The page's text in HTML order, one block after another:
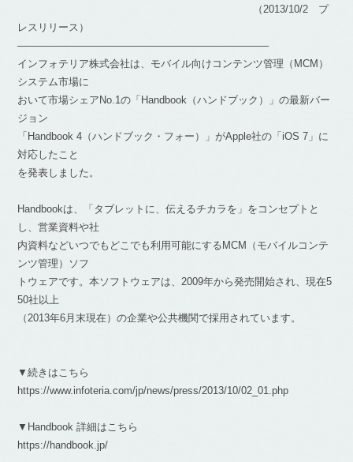
（2013/10/2 プ
レスリリース）
————————————————————————–
インフォテリア株式会社は、モバイル向けコンテンツ管理（MCM）
システム市場に
おいて市場シェアNo.1の「Handbook（ハンドブック）」の最新バー
ジョン
「Handbook 4（ハンドブック・フォー）」がApple社の「iOS 7」に
対応したこと
を発表しました。
Handbookは、「タブレットに、伝えるチカラを」をコンセプトと
し、営業資料や社
内資料などいつでもどこでも利用可能にするMCM（モバイルコンテ
ンツ管理）ソフ
トウェアです。本ソフトウェアは、2009年から発売開始され、現在5
50社以上
（2013年6月末現在）の企業や公共機関で採用されています。
▼続きはこちら
https://www.infoteria.com/jp/news/press/2013/10/02_01.php
▼Handbook 詳細はこちら
https://handbook.jp/